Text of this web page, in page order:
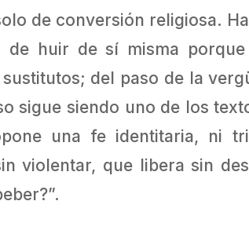
de conversión religiosa.
de huir de sí misma
del paso de la
sigue siendo uno de los
una fe identitaria, ni
violentar, que libera sin